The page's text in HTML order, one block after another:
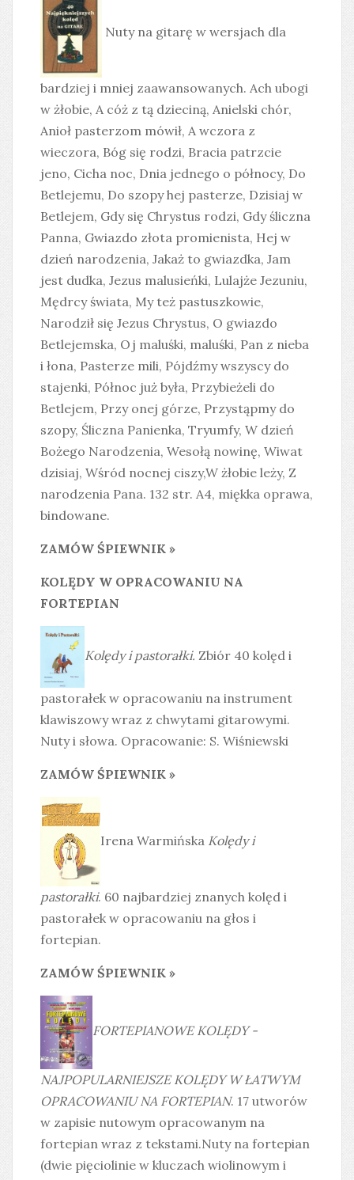
Nuty na gitarę w wersjach dla
bardziej i mniej zaawansowanych. Ach ubogi
w żłobie, A cóż z tą dzieciną, Anielski chór,
Anioł pasterzom mówił, A wczora z
wieczora, Bóg się rodzi, Bracia patrzcie
jeno, Cicha noc, Dnia jednego o północy, Do
Betlejemu, Do szopy hej pasterze, Dzisiaj w
Betlejem, Gdy się Chrystus rodzi, Gdy śliczna
Panna, Gwiazdo złota promienista, Hej w
dzień narodzenia, Jakaż to gwiazdka, Jam
jest dudka, Jezus malusieńki, Lulajże Jezuniu,
Mędrcy świata, My też pastuszkowie,
Narodził się Jezus Chrystus, O gwiazdo
Betlejemska, Oj maluśki, maluśki, Pan z nieba
i łona, Pasterze mili, Pójdźmy wszyscy do
stajenki, Północ już była, Przybieżeli do
Betlejem, Przy onej górze, Przystąpmy do
szopy, Śliczna Panienka, Tryumfy, W dzień
Bożego Narodzenia, Wesołą nowinę, Wiwat
dzisiaj, Wśród nocnej ciszy,W żłobie leży, Z
narodzenia Pana. 132 str. A4, miękka oprawa,
bindowane.
ZAMÓW ŚPIEWNIK »
KOLĘDY W OPRACOWANIU NA
FORTEPIAN
Kolędy i pastorałki. Zbiór 40 kolęd i
pastorałek w opracowaniu na instrument
klawiszowy wraz z chwytami gitarowymi.
Nuty i słowa. Opracowanie: S. Wiśniewski
ZAMÓW ŚPIEWNIK »
Irena Warmińska Kolędy i
pastorałki. 60 najbardziej znanych kolęd i
pastorałek w opracowaniu na głos i
fortepian.
ZAMÓW ŚPIEWNIK »
FORTEPIANOWE KOLĘDY -
NAJPOPULARNIEJSZE KOLĘDY W ŁATWYM
OPRACOWANIU NA FORTEPIAN. 17 utworów
w zapisie nutowym opracowanym na
fortepian wraz z tekstami.Nuty na fortepian
(dwie pięciolinie w kluczach wiolinowym i